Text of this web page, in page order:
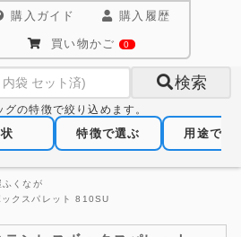
購入ガイド 購入履歴
買い物かご 0
検索
の特徴で絞り込めます。
特徴で選ぶ 用途で選
ふくなが
クスパレット 810SU